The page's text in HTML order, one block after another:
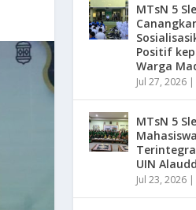
MTsN 5
Positif
Warga
Jul 27, 2026 |
MTsN 5
UIN
Jul 23, 2026 |